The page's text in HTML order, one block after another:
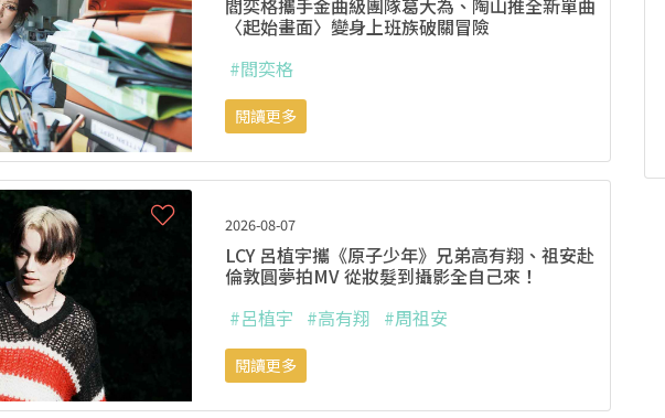
閻奕格攜手金曲級團隊葛大為、陶山推全新單曲
〈起始畫面〉變身上班族破關冒險
#閻奕格
閱讀更多
2026-08-07
LCY 呂植宇攜《原子少年》兄弟高有翔、祖安赴
倫敦圓夢拍MV 從妝髮到攝影全自己來！
#呂植宇 #高有翔 #周祖安
閱讀更多